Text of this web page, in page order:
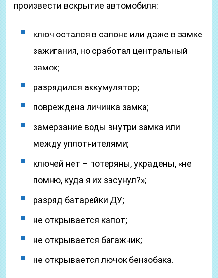
произвести вскрытие автомобиля:
ключ остался в салоне или даже в замке
зажигания, но сработал центральный
замок;
разрядился аккумулятор;
повреждена личинка замка;
замерзание воды внутри замка или
между уплотнителями;
ключей нет – потеряны, украдены, «не
помню, куда я их засунул?»;
разряд батарейки ДУ;
не открывается капот;
не открывается багажник;
не открывается лючок бензобака.